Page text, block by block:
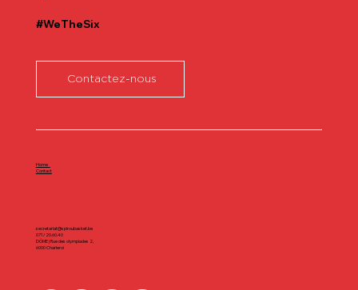
#WeTheSix
Contactez-nous
secretariat@spiroubasket.be
071/20.60.40
DÔME | Rue des olympiades 2,
6000 Charleroi
Home
Contact